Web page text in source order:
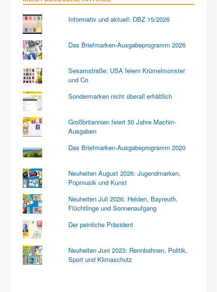
Informativ und aktuell: DBZ 15/2026
Das Briefmarken-Ausgabeprogramm 2026
Sesamstraße: USA feiern Krümelmonster
und Co
Sondermarken nicht überall erhältlich
Großbritannien feiert 50 Jahre Machin-
Ausgaben
Das Briefmarken-Ausgabeprogramm 2020
Neuheiten August 2026: Jugendmarken,
Popmusik und Kunst
Neuheiten Juli 2026: Helden, Bayreuth,
Flüchtlinge und Sonnenaufgang
Der peinliche Präsident
Neuheiten Juni 2023: Rennbahnen, Politik,
Sport und Klimaschutz